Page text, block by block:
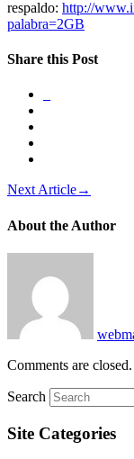
respaldo: http://
palabra=2GB
Share this Post
Next Article→
About the Author
Comments are closed.
Search
Site Categories